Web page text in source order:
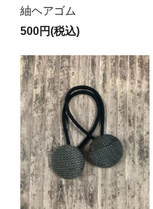
紬ヘアゴム
500円(税込)